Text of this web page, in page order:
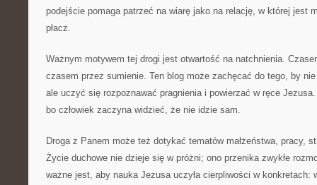
podejście pomaga patrzeć na wiarę jako na relację, w której jest
płacz.
Ważnym motywem tej drogi jest otwartość na natchnienia.
czasem przez sumienie. Ten blog może zachęcać do tego, by
ale uczyć się rozpoznawać pragnienia i powierzać w ręce
bo człowiek zaczyna widzieć, że nie idzie sam.
Droga z Panem może też dotykać tematów małżeństwa, pracy,
Życie duchowe nie dzieje się w próżni; ono przenika zwykłe
ważne jest, aby nauka Jezusa uczyła cierpliwości w